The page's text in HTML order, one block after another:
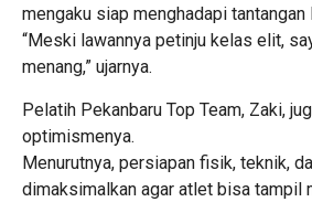
mengaku siap menghadapi tantangan
“Meski lawannya petinju kelas elit,
menang,” ujarnya.
Pelatih Pekanbaru Top Team, Zaki,
optimismenya.
Menurutnya, persiapan fisik, teknik,
dimaksimalkan agar atlet bisa tampil